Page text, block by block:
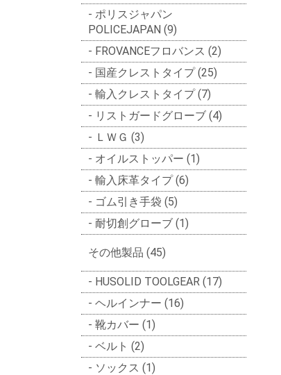
ポリスジャパン
POLICEJAPAN (9)
FROVANCEフロバンス (2)
国産クレストタイプ (25)
輸入クレストタイプ (7)
リストガードグローブ (4)
ＬＷＧ (3)
オイルストッパー (1)
輸入床革タイプ (6)
ゴム引き手袋 (5)
耐切創グローブ (1)
その他製品 (45)
HUSOLID TOOLGEAR (17)
ヘルインナー (16)
靴カバー (1)
ベルト (2)
ソックス (1)